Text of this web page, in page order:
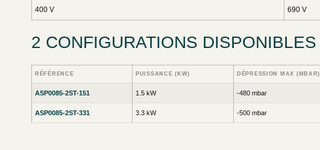
400 V 690 V
2 CONFIGURATIONS DISPONIBLES
RÉFÉRENCE PUISSANCE (KW) DÉPRESSION MAX (MBAR)
ASP0085-2ST-151 1.5 kW -480 mbar
ASP0085-2ST-331 3.3 kW -500 mbar